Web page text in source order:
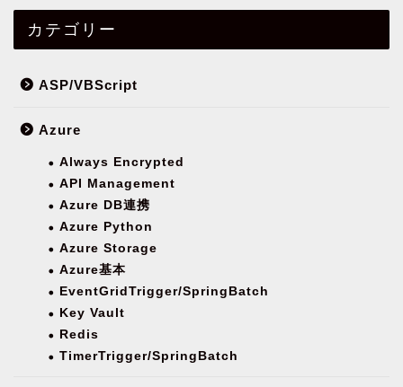
カテゴリー
ASP/VBScript
Azure
Always Encrypted
API Management
Azure DB連携
Azure Python
Azure Storage
Azure基本
EventGridTrigger/SpringBatch
Key Vault
Redis
TimerTrigger/SpringBatch